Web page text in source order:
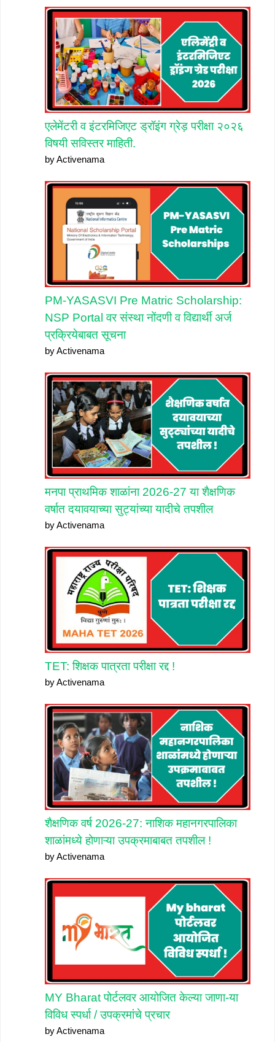
एलेमेंटरी व इंटरमिजिएट ड्रॉइंग ग्रेड़ परीक्षा २०२६
विषयी सविस्तर माहिती.
by Activenama
PM-YASASVI Pre Matric Scholarship:
NSP Portal वर संस्था नोंदणी व विद्यार्थी अर्ज
प्रक्रियेबाबत सूचना
by Activenama
मनपा प्राथमिक शाळांना 2026-27 या शैक्षणिक
वर्षात दयावयाच्या सुट्यांच्या यादीचे तपशील
by Activenama
TET: शिक्षक पात्रता परीक्षा रद्द !
by Activenama
शैक्षणिक वर्ष 2026-27: नाशिक महानगरपालिका
शाळांमध्ये होणाऱ्या उपक्रमाबाबत तपशील !
by Activenama
MY Bharat पोर्टलवर आयोजित केल्या जाणा-या
विविध स्पर्धा / उपक्रमांचे प्रचार
by Activenama